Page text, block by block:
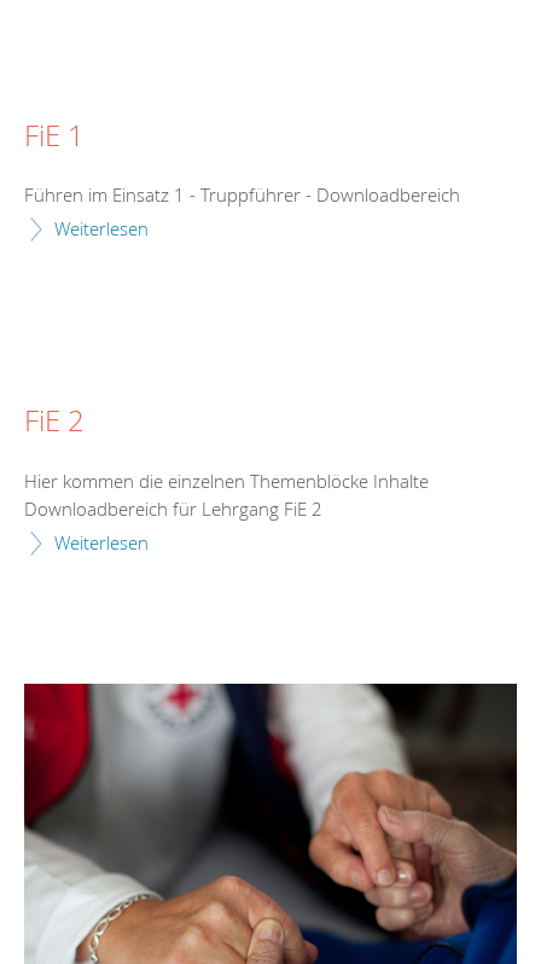
FiE 1
Führen im Einsatz 1 - Truppführer - Downloadbereich
Weiterlesen
FiE 2
Hier kommen die einzelnen Themenblöcke Inhalte
Downloadbereich für Lehrgang FiE 2
Weiterlesen